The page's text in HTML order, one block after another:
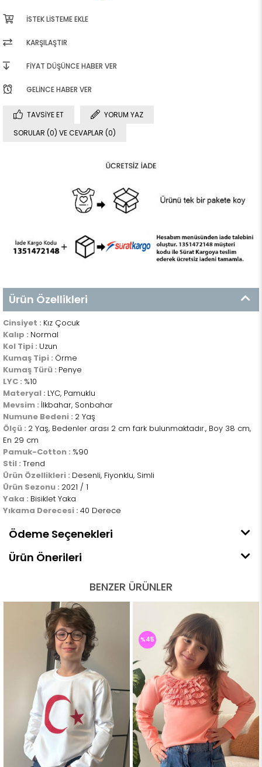
İSTEK LISTEME EKLE
KARŞILAŞTIR
FIYAT DÜŞÜNCE HABER VER
GELINCE HABER VER
TAVSIYE ET
YORUM YAZ
SORULAR (0) VE CEVAPLAR (0)
Ürün Özellikleri
Cinsiyet : Kız Çocuk
Kalıp : Normal
Kol Tipi : Uzun
Kumaş Tipi : Örme
Kumaş Türü : Penye
LYC : %10
Materyal : LYC, Pamuklu
Mevsim : İlkbahar, Sonbahar
Numune Bedeni : 2 Yaş
Ölçü : 2 Yaş, Bedenler arası 2 cm fark bulunmaktadır., Boy 38 cm,
En 29 cm
Pamuk-Cotton : %90
Stil : Trend
Ürün Özellikleri : Desenli, Fiyonklu, Simli
Ürün Sezonu : 2021 / 1
Yaka : Bisiklet Yaka
Yıkama Derecesi : 40 Derece
Ödeme Seçenekleri
Ürün Önerileri
BENZER ÜRÜNLER
%45